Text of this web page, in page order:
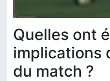
Quelles ont
implications
du match ?